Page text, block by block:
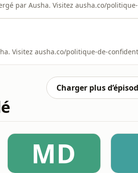
par Ausha. Visitez ausha.co/
Visitez ausha.co/politique-de-
Charger plus
MD